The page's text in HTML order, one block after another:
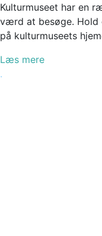
Kulturmuseet har en
værd at besøge. Hold
på kulturmuseets
Læs mere
.